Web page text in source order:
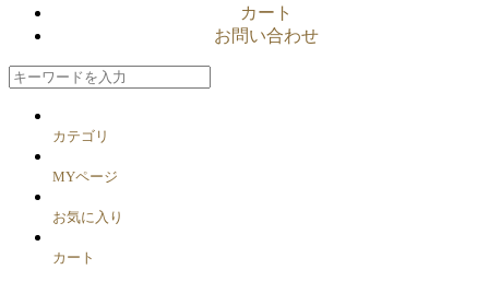
カート
お問い合わせ
カテゴリ
MYページ
お気に入り
カート